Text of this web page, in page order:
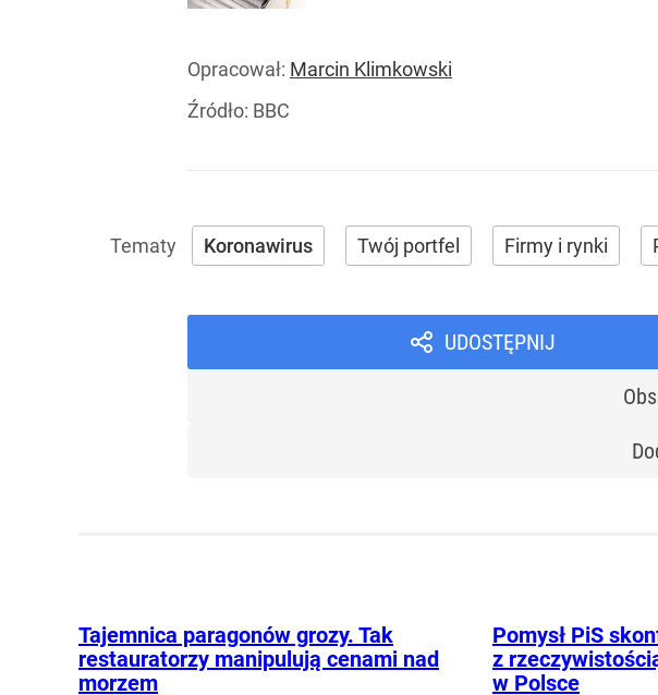
Opracował: Marcin Klimkowski
Źródło: BBC
Koronawirus Twój portfel Firmy i rynki
UDOSTĘPNIJ
Tajemnica paragonów grozy. Tak
restauratorzy manipulują cenami nad
morzem
Pomysł PiS
z
w Polsce